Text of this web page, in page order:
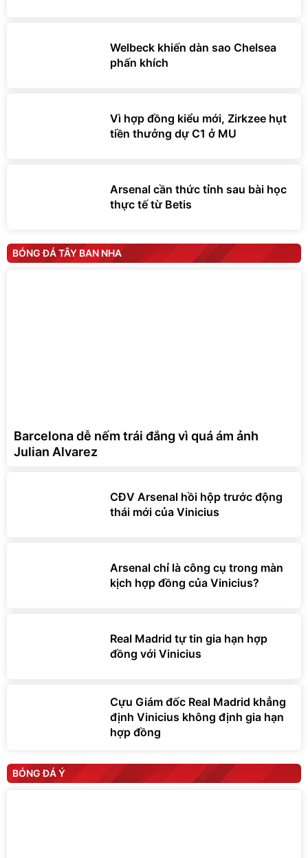
Welbeck khiến dàn sao Chelsea
phấn khích
Vì hợp đồng kiểu mới, Zirkzee hụt
tiền thưởng dự C1 ở MU
Arsenal cần thức tỉnh sau bài học
thực tế từ Betis
BÓNG ĐÁ TÂY BAN NHA
Barcelona dễ nếm trái đắng vì quá ám ảnh
Julian Alvarez
CĐV Arsenal hồi hộp trước động
thái mới của Vinicius
Arsenal chỉ là công cụ trong màn
kịch hợp đồng của Vinicius?
Real Madrid tự tin gia hạn hợp
đồng với Vinicius
Cựu Giám đốc Real Madrid khẳng
định Vinicius không định gia hạn
hợp đồng
BÓNG ĐÁ Ý